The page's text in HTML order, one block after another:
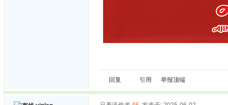
回复 引用 举报顶端